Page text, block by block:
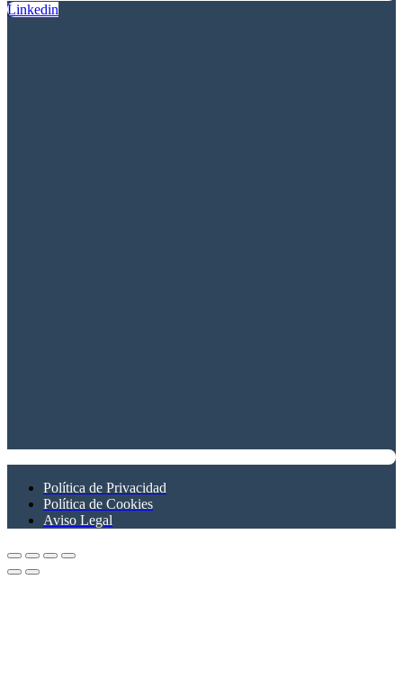
Linkedin
Política de Privacidad
Política de Cookies
Aviso Legal